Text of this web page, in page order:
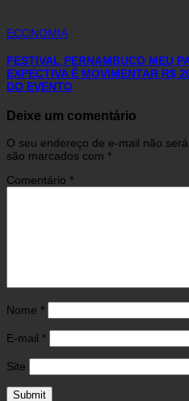
ECONOMIA
FESTIVAL PERNAMBUCO MEU
EXPECTIVA É MOVIMENTAR R$
DO EVENTO
Deixe um comentário
O seu endereço de e-mail não
são marcados com *
Comentário *
Nome *
E-mail *
Site